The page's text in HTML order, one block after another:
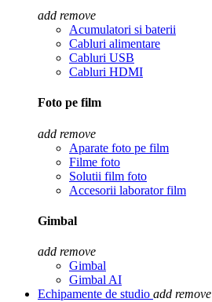
add remove
Acumulatori si baterii
Cabluri alimentare
Cabluri USB
Cabluri HDMI
Foto pe film
add remove
Aparate foto pe film
Filme foto
Solutii film foto
Accesorii laborator film
Gimbal
add remove
Gimbal
Gimbal AI
Echipamente de studio add remove